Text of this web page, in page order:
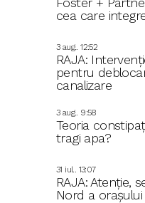
cea care
3 aug.. 12:52
RAJA:
pentru
canalizare
3 aug.. 9:58
Teoria
tragi apa?
31 iul.. 13:07
RAJA: Atenție,
Nord a orașului